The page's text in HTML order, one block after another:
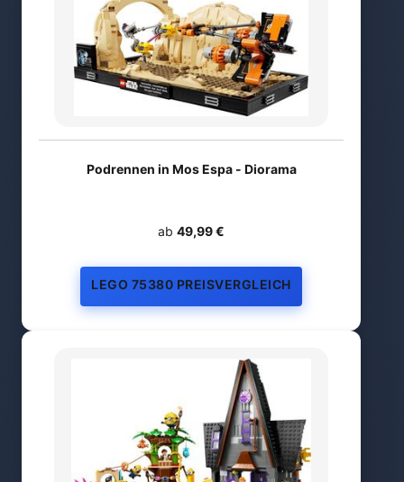
Podrennen in Mos Espa - Diorama
ab 49,99 €
LEGO 75380 PREISVERGLEICH